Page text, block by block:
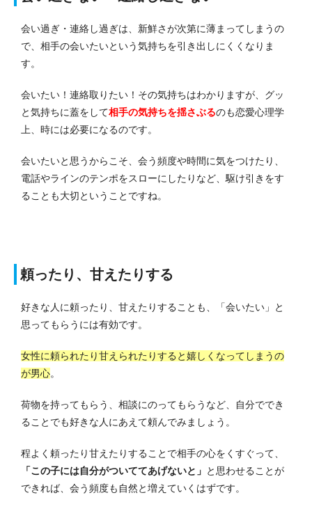
会い過ぎ・連絡し過ぎは、新鮮さが次第に薄まってしまうの
で、相手の会いたいという気持ちを引き出しにくくなりま
す。
会いたい！連絡取りたい！その気持ちはわかりますが、グッ
と気持ちに蓋をして相手の気持ちを揺さぶるのも恋愛心理学
上、時には必要になるのです。
会いたいと思うからこそ、会う頻度や時間に気をつけたり、
電話やラインのテンポをスローにしたりなど、駆け引きをす
ることも大切ということですね。
頼ったり、甘えたりする
好きな人に頼ったり、甘えたりすることも、「会いたい」と
思ってもらうには有効です。
女性に頼られたり甘えられたりすると嬉しくなってしまうの
が男心。
荷物を持ってもらう、相談にのってもらうなど、自分ででき
ることでも好きな人にあえて頼んでみましょう。
程よく頼ったり甘えたりすることで相手の心をくすぐって、
「この子には自分がついててあげないと」 と思わせることが
できれば、会う頻度も自然と増えていくはずです。